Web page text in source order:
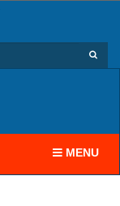
Toggle
MENU